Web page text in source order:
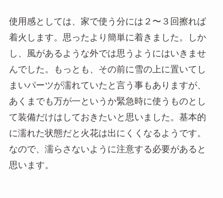
使用感としては、家で使う分には２〜３回擦れば
着火します。思ったより簡単に着きました。しか
し、風があるような外では思うようにはいきませ
んでした。もっとも、その前に雪の上に置いてし
まいパーツが濡れていたと言う事もありますが、
あくまでも万が一というか緊急時に使うものとし
て装備だけはしておきたいと思いました。基本的
に濡れた状態だと火花は出にくくなるようです。
なので、濡らさないように注意する必要があると
思います。